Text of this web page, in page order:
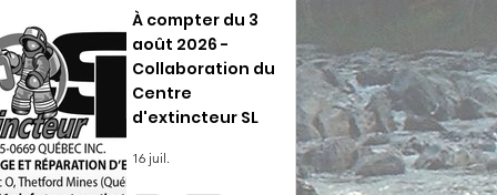
À compter du 3
août 2026 -
Collaboration du
Centre
d'extincteur SL
16 juil.